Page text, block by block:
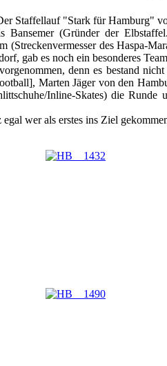
Staffellauf "Stark für Hamburg"
Bansemer (Gründer der
(Streckenvermesser des Haspa-
gab es noch ein besonderes
denn es bestand
Marten Jäger von den
Inline-Skates) die
egal wer als erstes ins Ziel